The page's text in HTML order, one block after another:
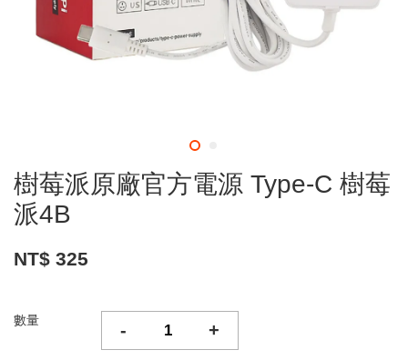
樹莓派原廠官方電源 Type-C 樹莓
派4B
NT$ 325
數量 - +